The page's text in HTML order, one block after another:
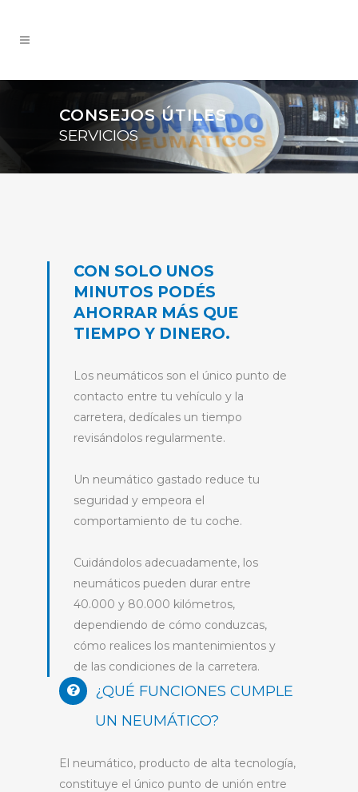
CONSEJOS ÚTILES
SERVICIOS
CON SOLO UNOS
MINUTOS PODÉS
AHORRAR MÁS QUE
TIEMPO Y DINERO.
Los neumáticos son el único punto de
contacto entre tu vehículo y la
carretera, dedícales un tiempo
revisándolos regularmente.
Un neumático gastado reduce tu
seguridad y empeora el
comportamiento de tu coche.
Cuidándolos adecuadamente, los
neumáticos pueden durar entre
40.000 y 80.000 kilómetros,
dependiendo de cómo conduzcas,
cómo realices los mantenimientos y
de las condiciones de la carretera.
¿QUÉ FUNCIONES CUMPLE
UN NEUMÁTICO?
El neumático, producto de alta tecnología,
constituye el único punto de unión entre